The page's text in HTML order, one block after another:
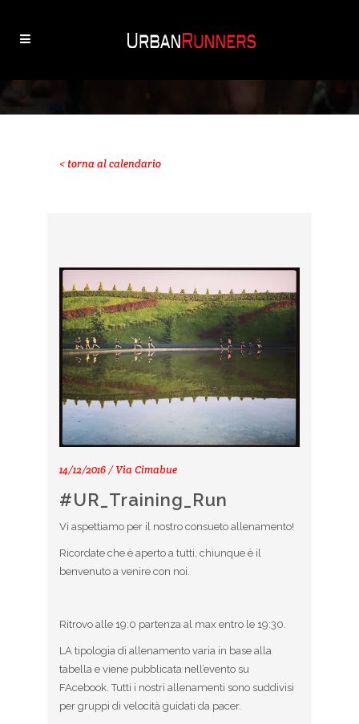
< torna al calendario
14/12/2016 / Via Cimabue
#UR_Training_Run
Vi aspettiamo per il nostro consueto allenamento!
Ricordate che è aperto a tutti, chiunque è il
benvenuto a venire con noi.
Ritrovo alle 19:0 partenza al max entro le 19:30.
LA tipologia di allenamento varia in base alla
tabella e viene pubblicata nell’evento su
FAcebook. Tutti i nostri allenamenti sono suddivisi
per gruppi di velocità guidati da pacer.